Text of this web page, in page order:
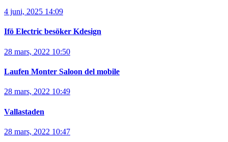
4 juni, 2025 14:09
Ifö Electric besöker Kdesign
28 mars, 2022 10:50
Laufen Monter Saloon del mobile
28 mars, 2022 10:49
Vallastaden
28 mars, 2022 10:47